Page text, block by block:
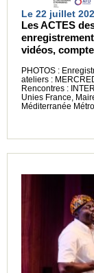
Le 22 juillet
Les ACTES
vidéos,
PHOTOS :
ateliers :
Rencontres :
Unies France,
Méditerranée